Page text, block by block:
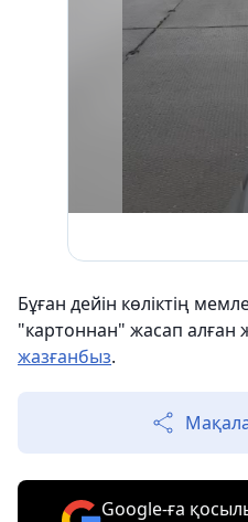
Бұған дейін көліктің
"картоннан" жасап алған
жазғанбыз.
Google-ға